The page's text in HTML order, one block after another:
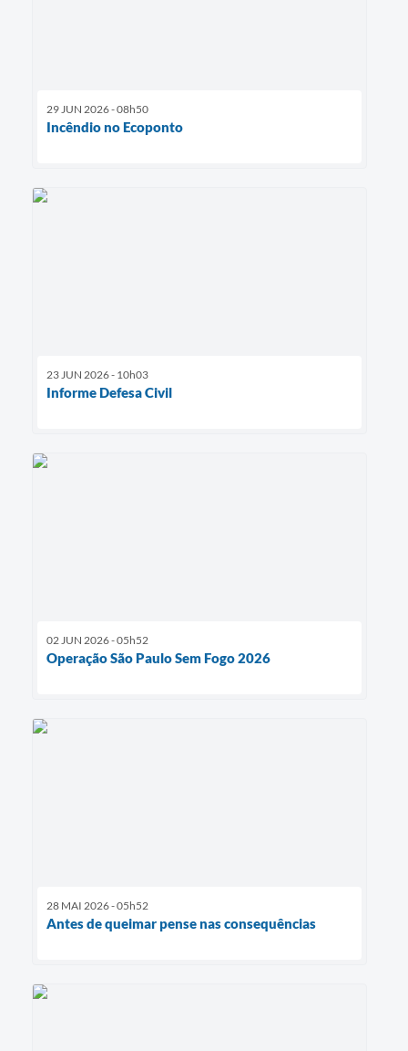
29 JUN 2026 - 08h50
Incêndio no Ecoponto
23 JUN 2026 - 10h03
Informe Defesa Civil
02 JUN 2026 - 05h52
Operação São Paulo Sem Fogo 2026
28 MAI 2026 - 05h52
Antes de queimar pense nas consequências